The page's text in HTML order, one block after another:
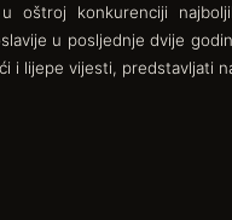
oštroj konkurenciji
u posljednje dvije
i lijepe vijesti, predstavljati